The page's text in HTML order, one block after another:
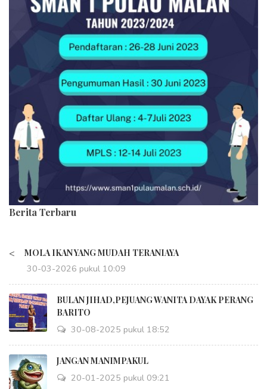
Berita Terbaru
< MOLA IKAN YANG MUDAH TERANIAYA
30-03-2026 pukul 10:09
BULAN JIHAD,PEJUANG WANITA DAYAK PERANG
BARITO
30-08-2025 pukul 18:52
JANGAN MANIMPAKUL
20-01-2025 pukul 09:21